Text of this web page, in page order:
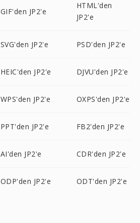
GIF'den JP2'e
HTML'den
JP2'e
SVG'den JP2'e PSD'den JP2'e
HEIC'den JP2'e DJVU'den JP2'e
WPS'den JP2'e OXPS'den JP2'e
PPT'den JP2'e FB2'den JP2'e
AI'den JP2'e CDR'den JP2'e
ODP'den JP2'e ODT'den JP2'e